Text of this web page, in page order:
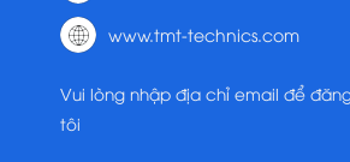
www.tmt-technics.com
Vui lòng nhập địa chỉ email để
tôi